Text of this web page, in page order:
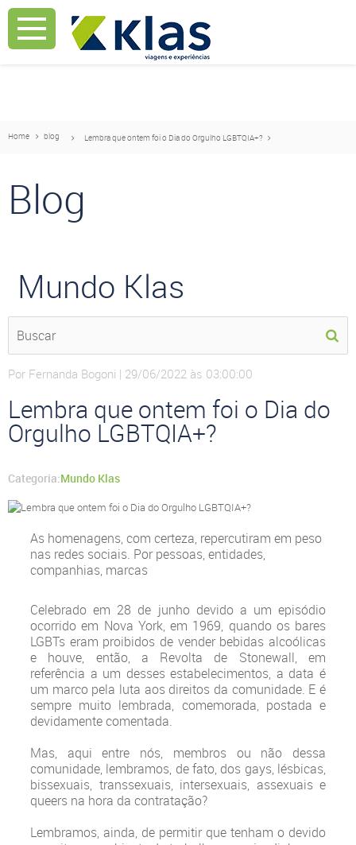
Mostrar Aviso
Home blog Lembra que ontem foi o Dia do Orgulho LGBTQIA+?
Blog
Mundo Klas
Por Fernanda Bogoni | 29/06/2022 às 03:00:00
Lembra que ontem foi o Dia do
Orgulho LGBTQIA+?
Categoria:Mundo Klas
As homenagens, com certeza, repercutiram em peso
nas redes sociais. Por pessoas, entidades,
companhias, marcas
Celebrado em 28 de junho devido a um episódio
ocorrido em Nova York, em 1969, quando os bares
LGBTs eram proibidos de vender bebidas alcoólicas
e houve, então, a Revolta de Stonewall, em
referência a um desses estabelecimentos, a data é
um marco pela luta aos direitos da comunidade. E é
sempre muito lembrada, comemorada, postada e
devidamente comentada.
Mas, aqui entre nós, membros ou não dessa
comunidade, lembramos, de fato, dos gays, lésbicas,
bissexuais, transsexuais, intersexuais, assexuais e
queers na hora da contratação?
Lembramos, ainda, de permitir que tenham o devido